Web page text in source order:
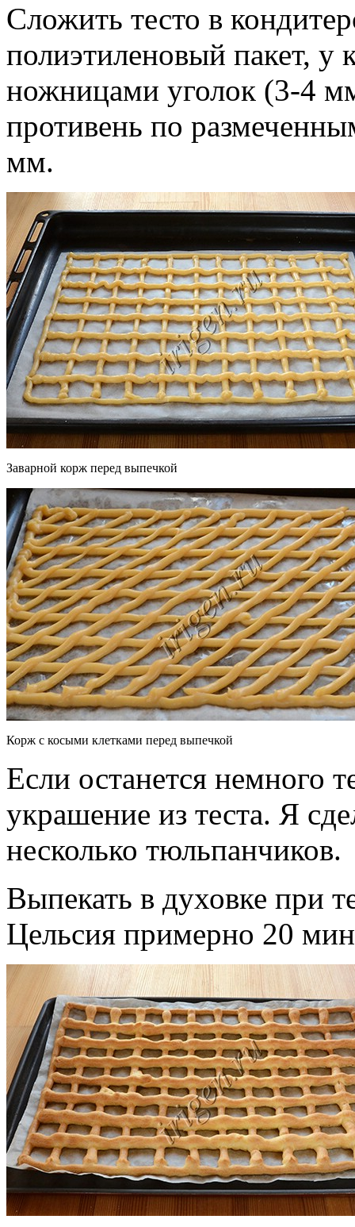
Сложить тесто в
полиэтиленовый пакет, у
ножницами уголок (3-4
противень по
мм.
Заварной корж перед выпечкой
Корж с косыми клетками перед выпечкой
Если останется немного
украшение из теста. Я
несколько тюльпанчиков.
Выпекать в духовке при
Цельсия примерно 20